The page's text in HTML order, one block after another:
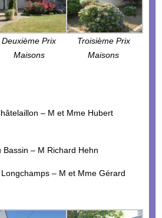
Deuxième Prix
Maisons
Troisième Prix
Maisons
– M et Mme Hubert
– M Richard Hehn
– M et Mme Gérard